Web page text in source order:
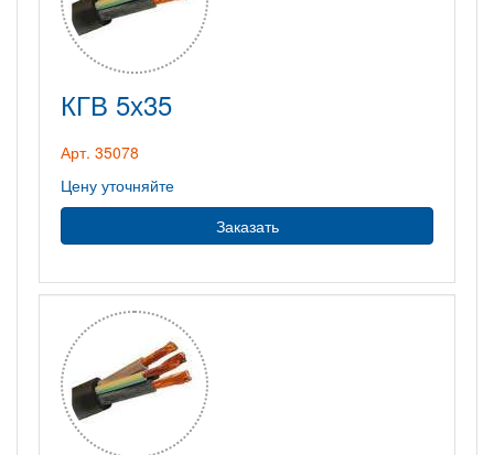
КГВ 5х35
Арт. 35078
Цену уточняйте
Заказать